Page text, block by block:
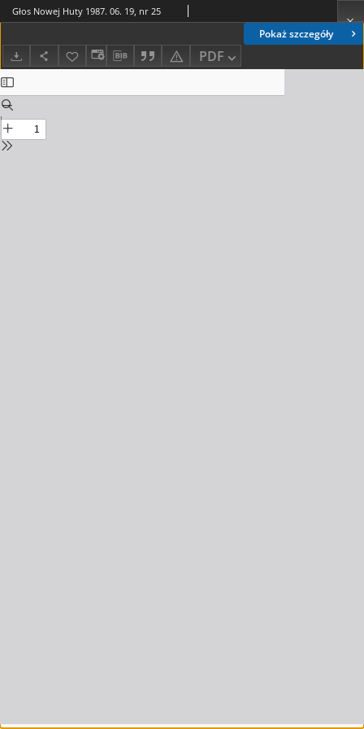
Pokaż szczegóły
PDF
Głos Nowej Huty 1987. 06. 19, nr 25